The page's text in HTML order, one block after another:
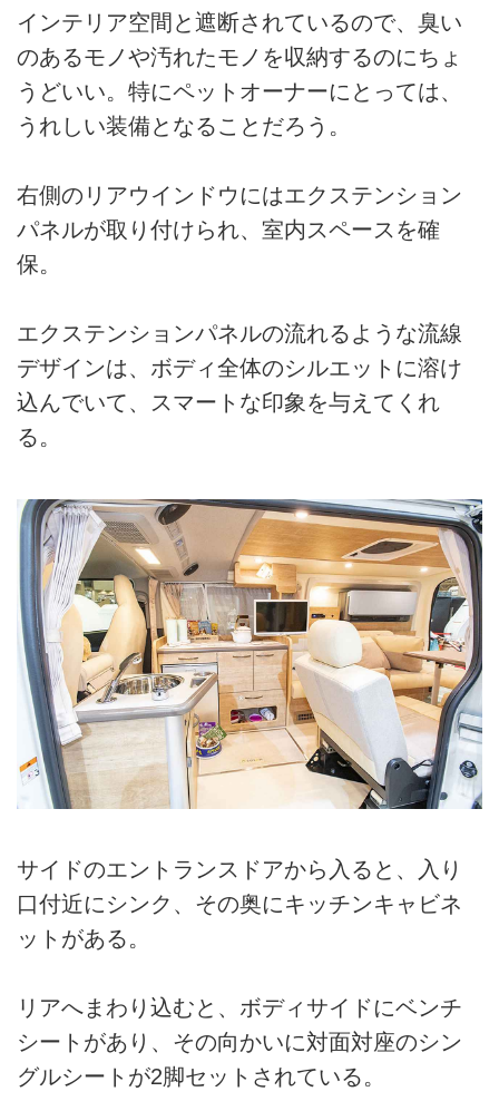
インテリア空間と遮断されているので、臭い
のあるモノや汚れたモノを収納するのにちょ
うどいい。特にペットオーナーにとっては、
うれしい装備となることだろう。
右側のリアウインドウにはエクステンション
パネルが取り付けられ、室内スペースを確
保。
エクステンションパネルの流れるような流線
デザインは、ボディ全体のシルエットに溶け
込んでいて、スマートな印象を与えてくれ
る。
サイドのエントランスドアから入ると、入り
口付近にシンク、その奥にキッチンキャビネ
ットがある。
リアへまわり込むと、ボディサイドにベンチ
シートがあり、その向かいに対面対座のシン
グルシートが2脚セットされている。